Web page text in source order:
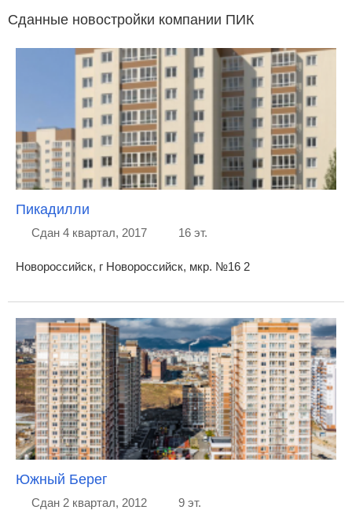
Сданные новостройки компании ПИК
Пикадилли
Сдан 4 квартал, 2017 16 эт.
Новороссийск, г Новороссийск, мкр. №16 2
Южный Берег
Сдан 2 квартал, 2012 9 эт.